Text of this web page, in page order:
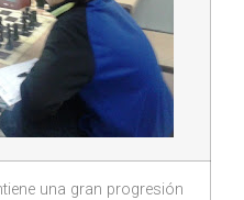
una gran progresión